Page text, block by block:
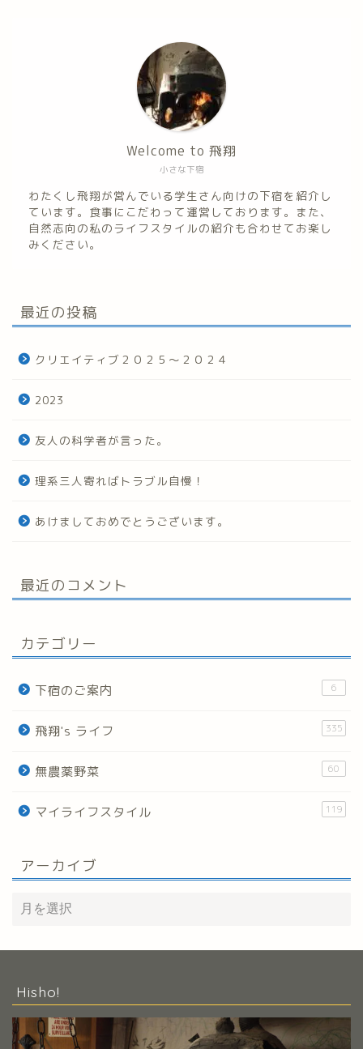
小さな下宿
Welcome to 飛翔
わたくし飛翔が営んでいる学生さん向けの下宿を紹介し
ています。食事にこだわって運営しております。また、
自然志向の私のライフスタイルの紹介も合わせてお楽し
みください。
最近の投稿
クリエイティブ２０２５～２０２４
2023
友人の科学者が言った。
理系三人寄ればトラブル自慢！
あけましておめでとうございます。
最近のコメント
カテゴリー
下宿のご案内 6
飛翔's ライフ 335
無農薬野菜 60
マイライフスタイル 119
アーカイブ
Hisho!